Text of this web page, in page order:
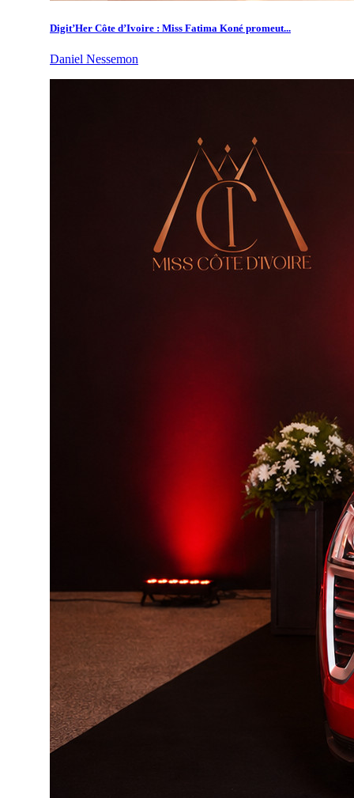
Digit’Her Côte d’Ivoire : Miss Fatima Koné promeut...
Daniel Nessemon